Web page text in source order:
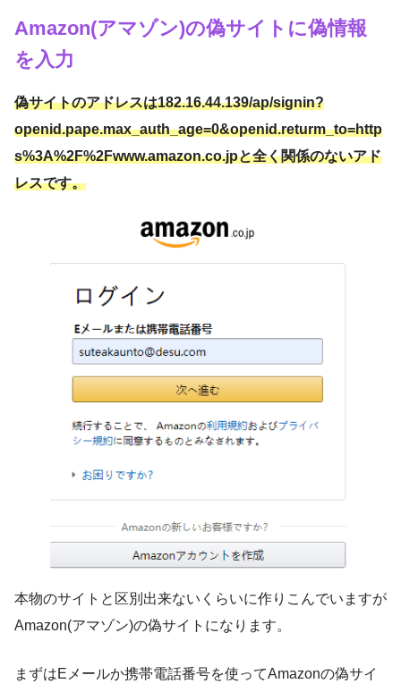
Amazon(アマゾン)の偽サイトに偽情報
を入力
偽サイトのアドレスは182.16.44.139/ap/signin?
openid.pape.max_auth_age=0&openid.returm_to=http
s%3A%2F%2Fwww.amazon.co.jpと全く関係のないアド
レスです。
本物のサイトと区別出来ないくらいに作りこんでいますが
Amazon(アマゾン)の偽サイトになります。
まずはEメールか携帯電話番号を使ってAmazonの偽サイ